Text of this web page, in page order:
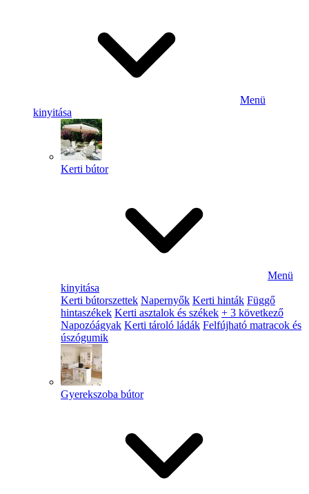
Menü
kinyitása
Kerti bútor
Menü
kinyitása
Kerti bútorszettek Napernyők Kerti hinták Függő
hintaszékek Kerti asztalok és székek + 3 következő
Napozóágyak Kerti tároló ládák Felfújható matracok és
úszógumik
Gyerekszoba bútor